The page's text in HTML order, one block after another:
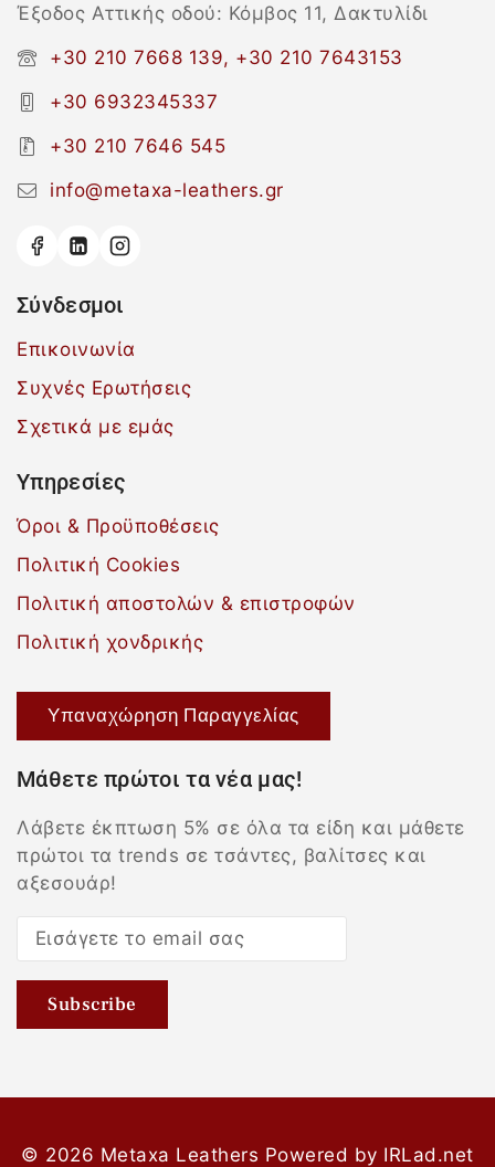
Έξοδος Αττικής οδού: Κόμβος 11, Δακτυλίδι
+30 210 7668 139, +30 210 7643153
+30 6932345337
+30 210 7646 545
info@metaxa-leathers.gr
Σύνδεσμοι
Επικοινωνία
Συχνές Ερωτήσεις
Σχετικά με εμάς
Υπηρεσίες
Όροι & Προϋποθέσεις
Πολιτική Cookies
Πολιτική αποστολών & επιστροφών
Πολιτική χονδρικής
Υπαναχώρηση Παραγγελίας
Μάθετε πρώτοι τα νέα μας!
Λάβετε έκπτωση 5% σε όλα τα είδη και μάθετε
πρώτοι τα trends σε τσάντες, βαλίτσες και
αξεσουάρ!
© 2026 Metaxa Leathers Powered by IRLad.net